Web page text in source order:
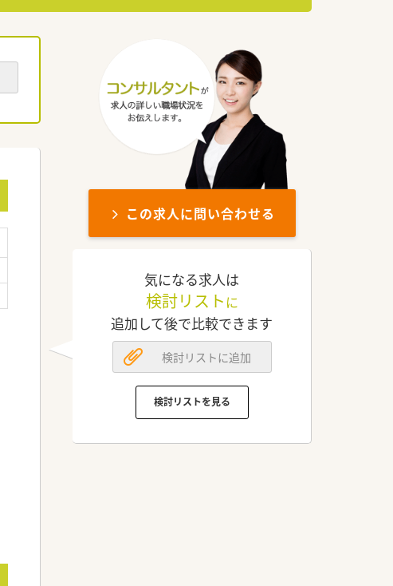
この求人に問い合わせる
気になる求人は
検討リスト に
追加して後で比較できます
検討リストに追加
検討リストを見る